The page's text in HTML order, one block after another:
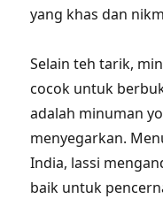
yang khas dan
Selain teh tarik,
cocok untuk
adalah minuman
menyegarkan.
India, lassi
baik untuk